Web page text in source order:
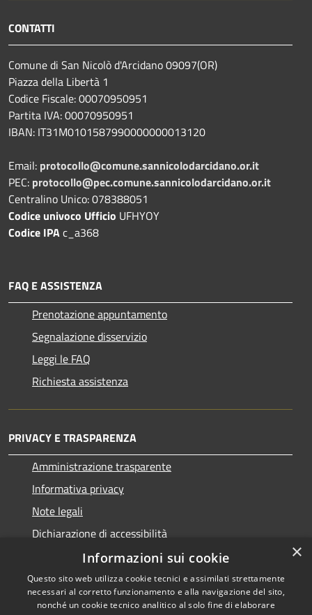
CONTATTI
Comune di San Nicolò d'Arcidano 09097(OR)
Piazza della Libertà 1
Codice Fiscale: 00070950951
Partita IVA: 00070950951
IBAN: IT31M0101587990000000013120
Email: protocollo@comune.sannicolodarcidano.or.it
PEC: protocollo@pec.comune.sannicolodarcidano.or.it
Centralino Unico: 078388051
Codice univoco Ufficio UFHYOY
Codice IPAc_a368
FAQ E ASSISTENZA
Prenotazione appuntamento
Segnalazione disservizio
Leggi le FAQ
Richiesta assistenza
PRIVACY E TRASPARENZA
Amministrazione trasparente
Informativa privacy
Note legali
Dichiarazione di accessibilità
Copyright © 2026 • Comune di
×
Informazioni sui cookie
Questo sito web utilizza cookie tecnici e assimilati strettamente
necessari al corretto funzionamento e alla navigazione del sito,
nonché un cookie tecnico analitico al solo fine di elaborare